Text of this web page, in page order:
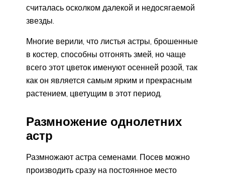
считалась осколком далекой и недосягаемой
звезды.
Многие верили, что листья астры, брошенные
в костер, способны отгонять змей, но чаще
всего этот цветок именуют осенней розой, так
как он является самым ярким и прекрасным
растением, цветущим в этот период.
Размножение однолетних
астр
Размножают астра семенами. Посев можно
производить сразу на постоянное место